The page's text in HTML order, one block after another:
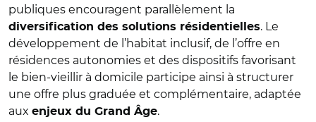
publiques encouragent parallèlement la
diversification des solutions résidentielles. Le
développement de l’habitat inclusif, de l’offre en
résidences autonomies et des dispositifs favorisant
le bien-vieillir à domicile participe ainsi à structurer
une offre plus graduée et complémentaire, adaptée
aux enjeux du Grand Âge.